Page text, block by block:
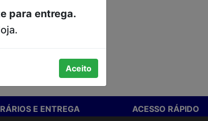
para entrega.
Aceito
E ENTREGA ACESSO RÁPIDO